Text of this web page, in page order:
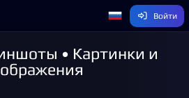
Войти
• Картинки и